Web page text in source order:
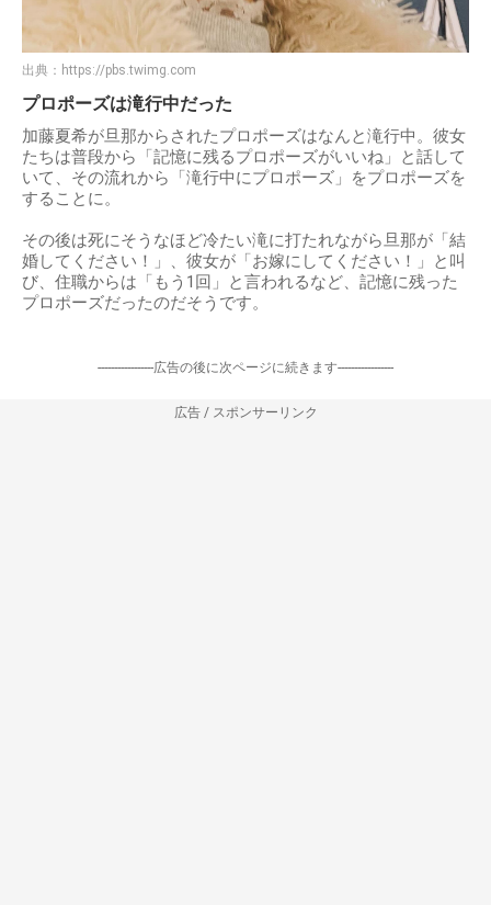
出典： https://pbs.twimg.com
プロポーズは滝行中だった
加藤夏希が旦那からされたプロポーズはなんと滝行中。彼女
たちは普段から「記憶に残るプロポーズがいいね」と話して
いて、その流れから「滝行中にプロポーズ」をプロポーズを
することに。
その後は死にそうなほど冷たい滝に打たれながら旦那が「結
婚してください！」、彼女が「お嫁にしてください！」と叫
び、住職からは「もう1回」と言われるなど、記憶に残った
プロポーズだったのだそうです。
-----------------広告の後に次ページに続きます-----------------
広告 / スポンサーリンク